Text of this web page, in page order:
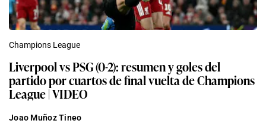
Champions League
Liverpool vs PSG (0-2): resumen y goles del
partido por cuartos de final vuelta de Champions
League | VIDEO
Joao Muñoz Tineo